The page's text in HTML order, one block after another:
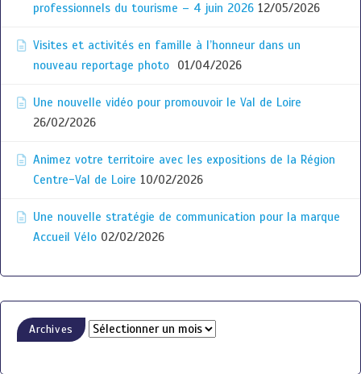
professionnels du tourisme – 4 juin 2026 12/05/2026
Visites et activités en famille à l’honneur dans un
nouveau reportage photo
01/04/2026
Une nouvelle vidéo pour promouvoir le Val de Loire
26/02/2026
Animez votre territoire avec les expositions de la Région
Centre-Val de Loire 10/02/2026
Une nouvelle stratégie de communication pour la marque
Accueil Vélo 02/02/2026
Archives